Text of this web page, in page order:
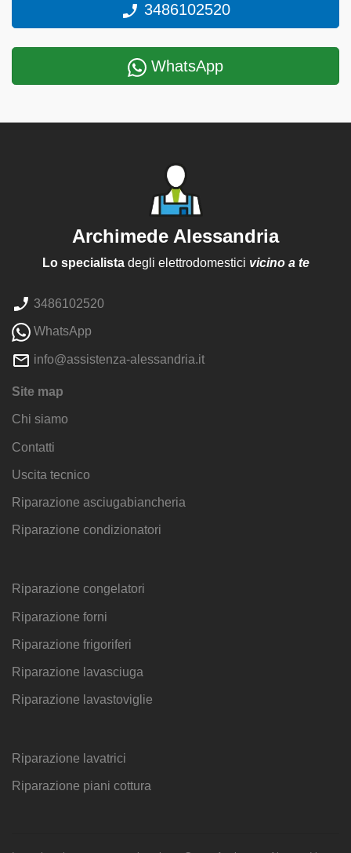
3486102520
WhatsApp
Archimede Alessandria
Lo specialistadegli elettrodomestici vicino a te
3486102520
WhatsApp
info@assistenza-alessandria.it
Site map
Chi siamo
Contatti
Uscita tecnico
Riparazione asciugabiancheria
Riparazione condizionatori
Riparazione congelatori
Riparazione forni
Riparazione frigoriferi
Riparazione lavasciuga
Riparazione lavastoviglie
Riparazione lavatrici
Riparazione piani cottura